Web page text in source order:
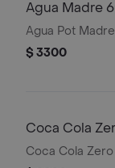
Agua Madre
Agua Pot
$ 3300
Coca Cola
Coca Cola Zero